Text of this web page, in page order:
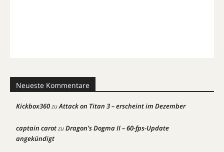
Neueste Kommentare
Kickbox360zuAttack on Titan 3 – erscheint im Dezember
captain carotzuDragon’s Dogma II – 60-fps-Update
angekündigt